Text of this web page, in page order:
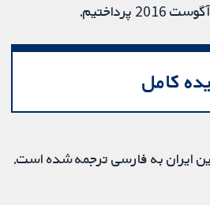
کامل
ایران به فارسی ترجمه شده است.